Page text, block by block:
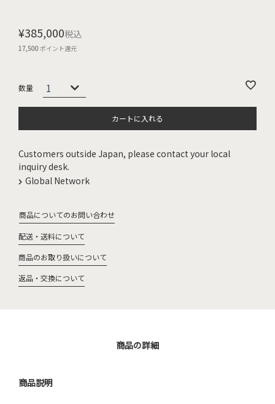
¥385,000税込
17,500ポイント還元
カートに入れる
Customers outside Japan, please contact your local
inquiry desk.
Global Network
商品についてのお問い合わせ
配送・送料について
商品のお取り扱いについて
返品・交換について
商品の詳細
商品説明